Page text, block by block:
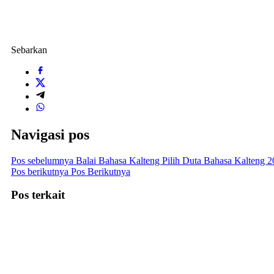
Sebarkan
Navigasi pos
Pos sebelumnya Balai Bahasa Kalteng Pilih Duta Bahasa Kalteng
Pos berikutnya Pos Berikutnya
Pos terkait